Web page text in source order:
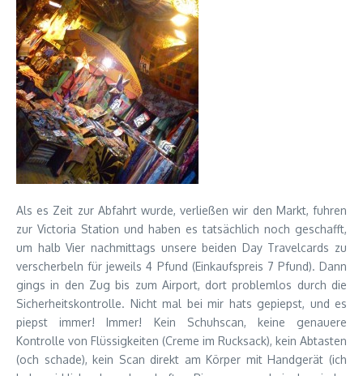
Als es Zeit zur Abfahrt wurde, verließen wir den Markt, fuhren
zur Victoria Station und haben es tatsächlich noch geschafft,
um halb Vier nachmittags unsere beiden Day Travelcards zu
verscherbeln für jeweils 4 Pfund (Einkaufspreis 7 Pfund). Dann
gings in den Zug bis zum Airport, dort problemlos durch die
Sicherheitskontrolle. Nicht mal bei mir hats gepiepst, und es
piepst immer! Immer! Kein Schuhscan, keine genauere
Kontrolle von Flüssigkeiten (Creme im Rucksack), kein Abtasten
(och schade), kein Scan direkt am Körper mit Handgerät (ich